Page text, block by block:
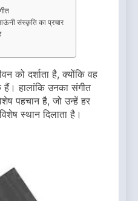
संस्कृति का प्रचार
को दर्शाता है, क्योंकि वह
हैं। हालांकि उनका संगीत
पहचान है, जो उन्हें हर
स्थान दिलाता है।